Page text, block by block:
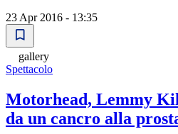
23 Apr 2016 - 13:35
gallery
Spettacolo
Motorhead, Lemmy
da un cancro alla